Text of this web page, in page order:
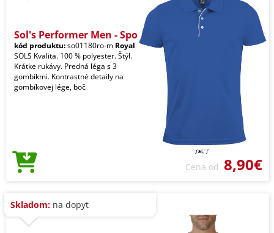
Sol's Performer Men - Spo
kód produktu:so01180ro-m Royal
SOLS Kvalita. 100 % polyester. Štýl.
Krátke rukávy. Predná léga s 3
gombíkmi. Kontrastné detaily na
gombíkovej lége, boč
Cena od 8,90€
Skladom: na dopyt